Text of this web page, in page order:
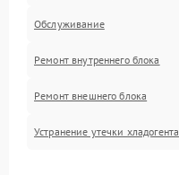
Обслуживание
Ремонт внутреннего блока
Ремонт внешнего блока
Устранение утечки хладогента